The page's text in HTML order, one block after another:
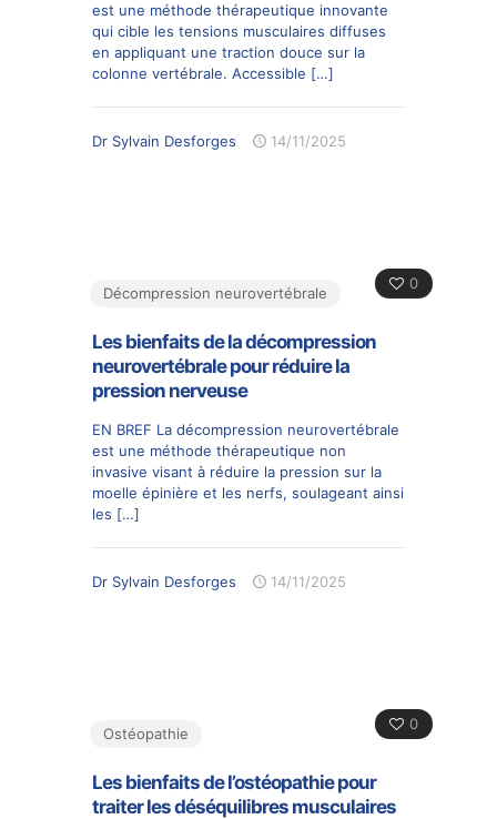
est une méthode thérapeutique innovante
qui cible les tensions musculaires diffuses
en appliquant une traction douce sur la
colonne vertébrale. Accessible […]
Dr Sylvain Desforges 14/11/2025
0
Décompression neurovertébrale
Les bienfaits de la décompression
neurovertébrale pour réduire la
pression nerveuse
EN BREF La décompression neurovertébrale
est une méthode thérapeutique non
invasive visant à réduire la pression sur la
moelle épinière et les nerfs, soulageant ainsi
les […]
Dr Sylvain Desforges 14/11/2025
0
Ostéopathie
Les bienfaits de l’ostéopathie pour
traiter les déséquilibres musculaires